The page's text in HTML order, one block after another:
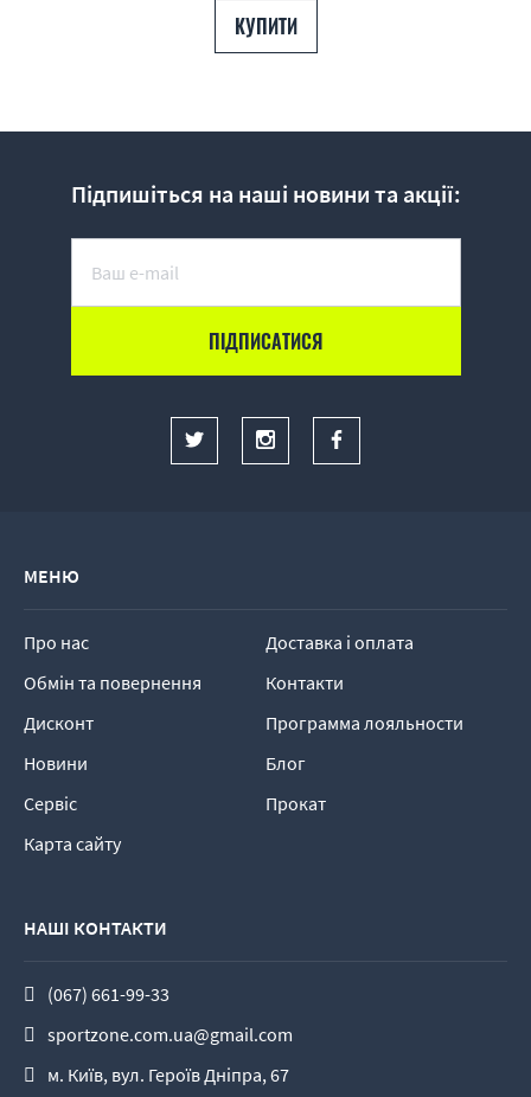
КУПИТИ
Підпишіться на наші новини та акції:
МЕНЮ
Про нас
Доставка і оплата
Обмін та повернення
Контакти
Дисконт
Программа лояльности
Новини
Блог
Сервіс
Прокат
Карта сайту
НАШІ КОНТАКТИ
(067) 661-99-33
sportzone.com.ua@gmail.com
м. Київ, вул. Героїв Дніпра, 67